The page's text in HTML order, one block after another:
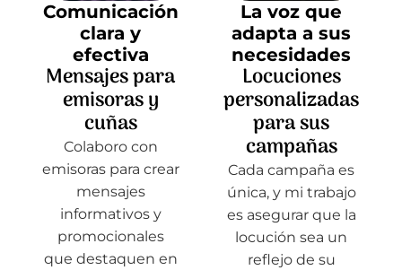
Comunicación
clara y
efectiva
Mensajes para
emisoras y
cuñas
Colaboro con
emisoras para crear
mensajes
informativos y
promocionales
que destaquen en
La voz que
adapta a sus
necesidades
Locuciones
personalizadas
para sus
campañas
Cada campaña es
única, y mi trabajo
es asegurar que la
locución sea un
reflejo de su